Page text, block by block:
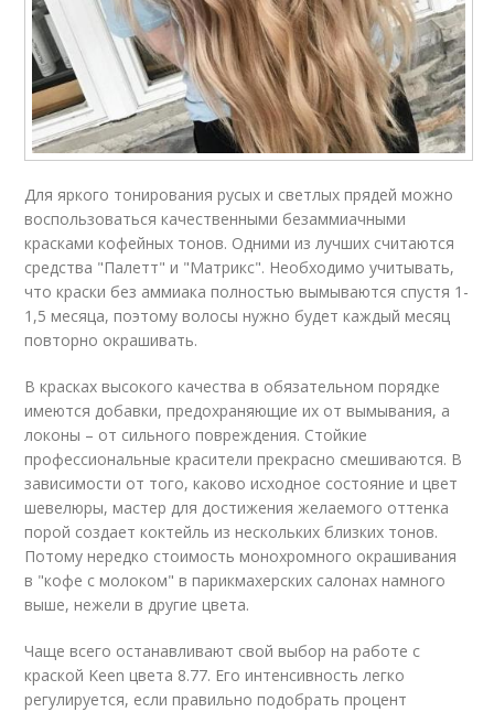
Для яркого тонирования русых и светлых прядей можно
воспользоваться качественными безаммиачными
красками кофейных тонов. Одними из лучших считаются
средства "Палетт" и "Матрикс". Необходимо учитывать,
что краски без аммиака полностью вымываются спустя 1-
1,5 месяца, поэтому волосы нужно будет каждый месяц
повторно окрашивать.
В красках высокого качества в обязательном порядке
имеются добавки, предохраняющие их от вымывания, а
локоны – от сильного повреждения. Стойкие
профессиональные красители прекрасно смешиваются. В
зависимости от того, каково исходное состояние и цвет
шевелюры, мастер для достижения желаемого оттенка
порой создает коктейль из нескольких близких тонов.
Потому нередко стоимость монохромного окрашивания
в "кофе с молоком" в парикмахерских салонах намного
выше, нежели в другие цвета.
Чаще всего останавливают свой выбор на работе с
краской Keen цвета 8.77. Его интенсивность легко
регулируется, если правильно подобрать процент